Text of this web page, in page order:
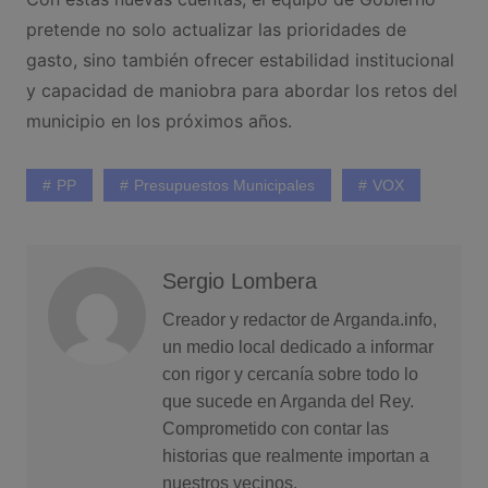
pretende no solo actualizar las prioridades de
gasto, sino también ofrecer estabilidad institucional
y capacidad de maniobra para abordar los retos del
municipio en los próximos años.
PP Presupuestos Municipales VOX
Sergio Lombera
Creador y redactor de Arganda.info,
un medio local dedicado a informar
con rigor y cercanía sobre todo lo
que sucede en Arganda del Rey.
Comprometido con contar las
historias que realmente importan a
nuestros vecinos.